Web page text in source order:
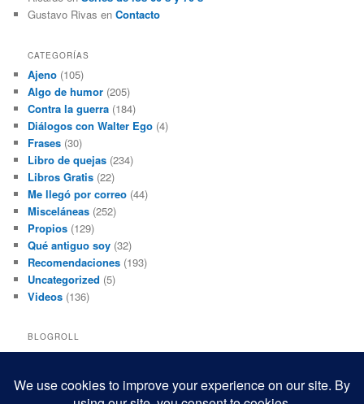
Gustavo Rivas enContacto
CATEGORÍAS
Ajeno (105)
Algo de humor (205)
Contra la guerra (184)
Diálogos con Walter Ego (4)
Frases (30)
Libro de quejas (234)
Libros Gratis (22)
Me llegó por correo (44)
Misceláneas (252)
Propios (129)
Qué antiguo soy (32)
Recomendaciones (193)
Uncategorized (5)
Videos (136)
BLOGROLL
Black and White Power
Mis macrofotografías